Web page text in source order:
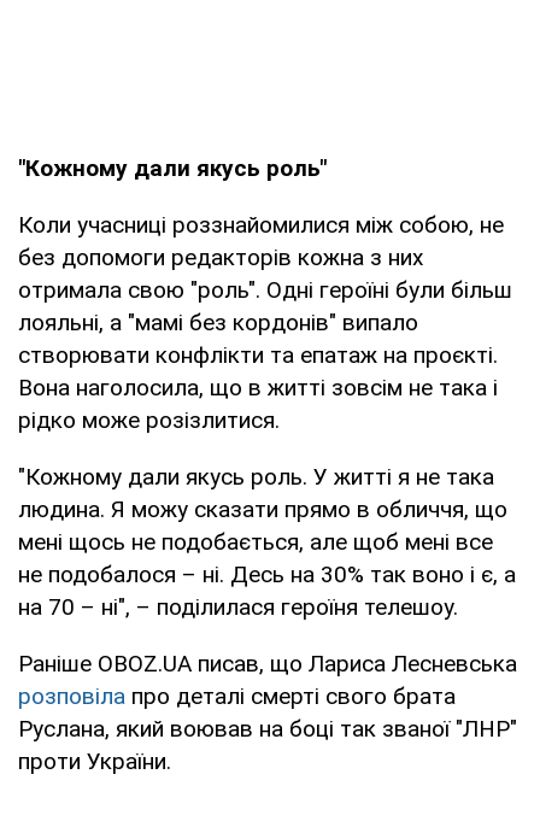
"Кожному дали якусь роль"
Коли учасниці роззнайомилися між собою, не
без допомоги редакторів кожна з них
отримала свою "роль". Одні героїні були більш
лояльні, а "мамі без кордонів" випало
створювати конфлікти та епатаж на проєкті.
Вона наголосила, що в житті зовсім не така і
рідко може розізлитися.
"Кожному дали якусь роль. У житті я не така
людина. Я можу сказати прямо в обличчя, що
мені щось не подобається, але щоб мені все
не подобалося – ні. Десь на 30% так воно і є, а
на 70 – ні", – поділилася героїня телешоу.
Раніше OBOZ.UA писав, що Лариса Лесневська
розповіла про деталі смерті свого брата
Руслана, який воював на боці так званої "ЛНР"
проти України.